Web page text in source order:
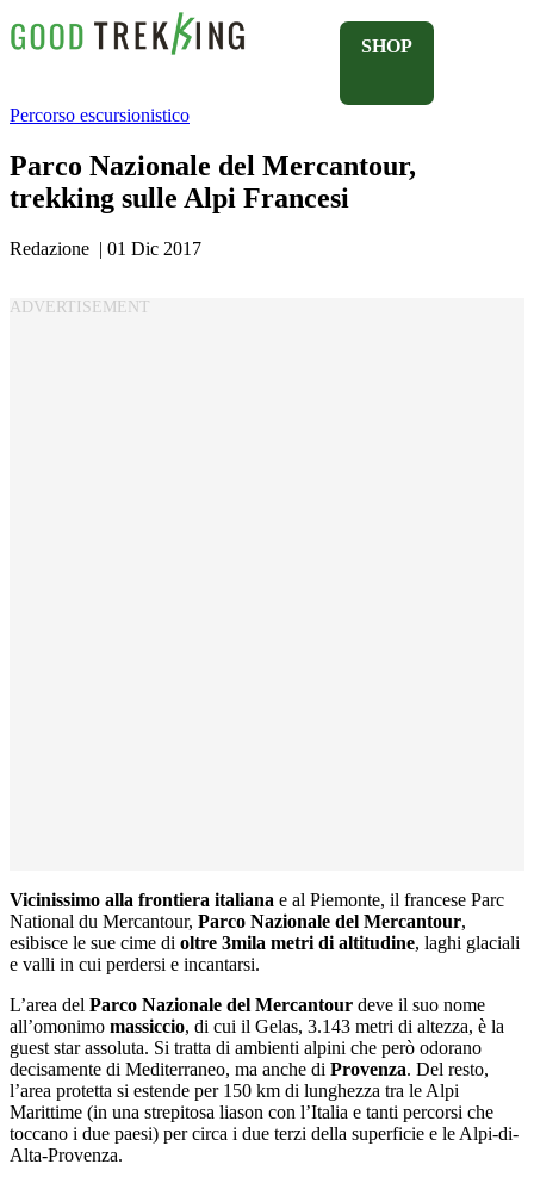
SHOP
Percorso escursionistico
Parco Nazionale del Mercantour,
trekking sulle Alpi Francesi
Redazione | 01 Dic 2017
Vicinissimo alla frontiera italiana e al Piemonte, il francese Parc
National du Mercantour, Parco Nazionale del Mercantour,
esibisce le sue cime di oltre 3mila metri di altitudine, laghi glaciali
e valli in cui perdersi e incantarsi.
L’area del Parco Nazionale del Mercantour deve il suo nome
all’omonimo massiccio, di cui il Gelas, 3.143 metri di altezza, è la
guest star assoluta. Si tratta di ambienti alpini che però odorano
decisamente di Mediterraneo, ma anche di Provenza. Del resto,
l’area protetta si estende per 150 km di lunghezza tra le Alpi
Marittime (in una strepitosa liason con l’Italia e tanti percorsi che
toccano i due paesi) per circa i due terzi della superficie e le Alpi-di-
Alta-Provenza.